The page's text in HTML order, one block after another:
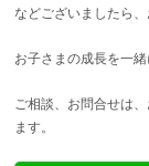
などございましたら、
お子さまの成長を一
ご相談、お問合せは
ます。